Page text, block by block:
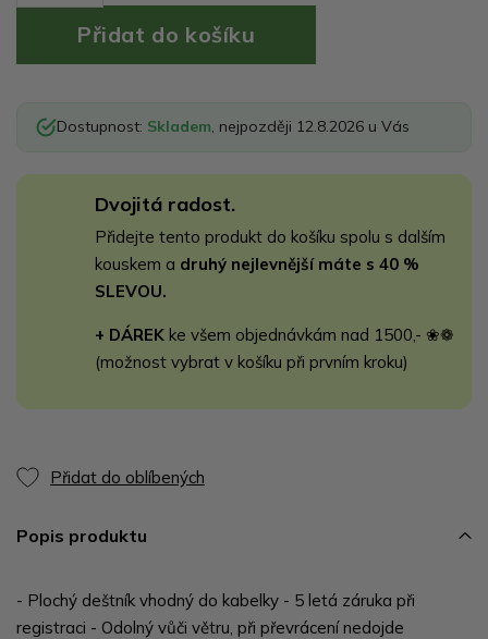
Dostupnost: Skladem, nejpozději 12.8.2026 u Vás
Dvojitá radost.
Přidejte tento produkt do košíku spolu s dalším
kouskem a druhý nejlevnější máte s 40 %
SLEVOU.
+ DÁREK ke všem objednávkám nad 1500,- ❀❁
(možnost vybrat v košíku při prvním kroku)
Přidat do oblíbených
Popis produktu
- Plochý deštník vhodný do kabelky - 5 letá záruka při
registraci - Odolný vůči větru, při převrácení nedojde